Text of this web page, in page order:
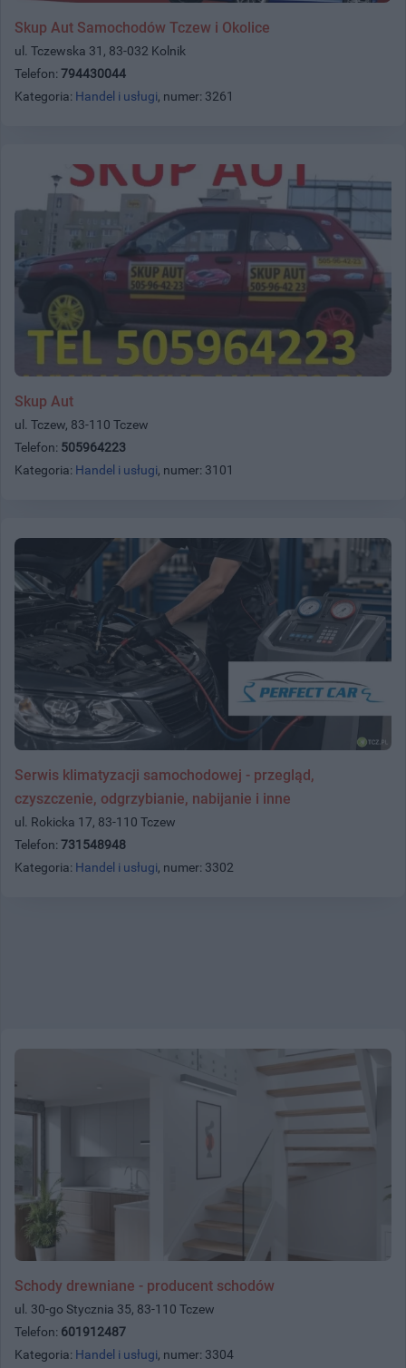
Skup Aut Samochodów Tczew i Okolice
ul. Tczewska 31, 83-032 Kolnik
Telefon: 794430044
Kategoria: Handel i usługi, numer: 3261
Skup Aut
ul. Tczew, 83-110 Tczew
Telefon: 505964223
Kategoria: Handel i usługi, numer: 3101
Serwis klimatyzacji samochodowej - przegląd,
czyszczenie, odgrzybianie, nabijanie i inne
ul. Rokicka 17, 83-110 Tczew
Telefon: 731548948
Kategoria: Handel i usługi, numer: 3302
Schody drewniane - producent schodów
ul. 30-go Stycznia 35, 83-110 Tczew
Telefon: 601912487
Kategoria: Handel i usługi, numer: 3304